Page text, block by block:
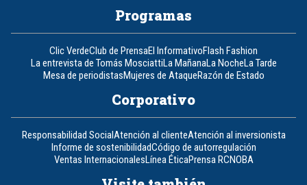
Programas
Clic VerdeClub de PrensaEl InformativoFlash Fashion
La entrevista de Tomás MosciattiLa MañanaLa NocheLa Tarde
Mesa de periodistasMujeres de AtaqueRazón de Estado
Corporativo
Responsabilidad SocialAtención al clienteAtención al inversionista
Informe de sostenibilidadCódigo de autorregulación
Ventas InternacionalesLínea ÉticaPrensa RCNOBA